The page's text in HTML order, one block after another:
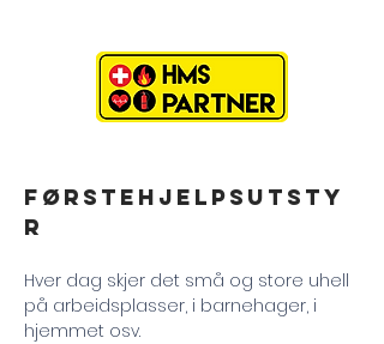
FØRSTEHJELPSUTSTY
R
Hver dag skjer det små og store uhell
på arbeidsplasser, i barnehager, i
hjemmet osv.